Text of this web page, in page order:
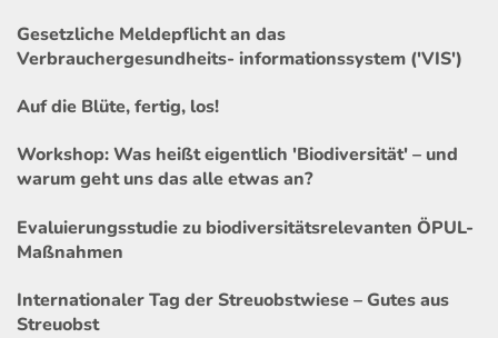
Gesetzliche Meldepflicht an das
Verbrauchergesundheits- informationssystem ('VIS')
Auf die Blüte, fertig, los!
Workshop: Was heißt eigentlich 'Biodiversität' – und
warum geht uns das alle etwas an?
Evaluierungsstudie zu biodiversitätsrelevanten ÖPUL-
Maßnahmen
Internationaler Tag der Streuobstwiese – Gutes aus
Streuobst